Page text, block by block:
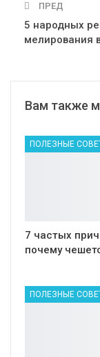
ПРЕД
5 народных
мелирования
Вам также
ПОЛЕЗНЫЕ
7 частых
почему
ПОЛЕЗНЫЕ